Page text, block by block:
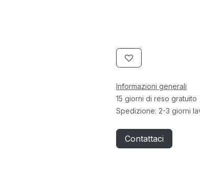
Informazioni generali
15 giorni di reso gratuito
Spedizione: 2-3 giorni
Contattaci